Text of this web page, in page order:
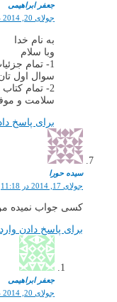
جعفر ابراهیمی
جولای 20, 2014 در 11:18
به نام خدا
وبا سلام
1- تمام
سوال اول
2- تمام کتاب ها از طریق اینترنت قابل دانلود است.
سلامت و
برای پاسخ
سیده حورا
جولای 17, 2014 در 11:18
کسی جواب نمیده
برای پاسخ دادن
جعفر ابراهیمی
جولای 20, 2014 در 11:18